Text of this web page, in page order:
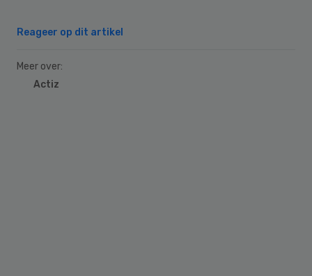
Reageer op dit artikel
Meer over:
Actiz